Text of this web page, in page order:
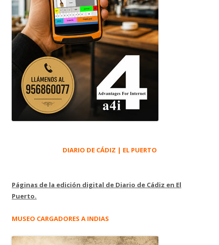
DIARIO DE CÁDIZ | EL PUERTO
Páginas de la edición digital de Diario de Cádiz en El
Puerto.
MUSEO CARGADORES A INDIAS